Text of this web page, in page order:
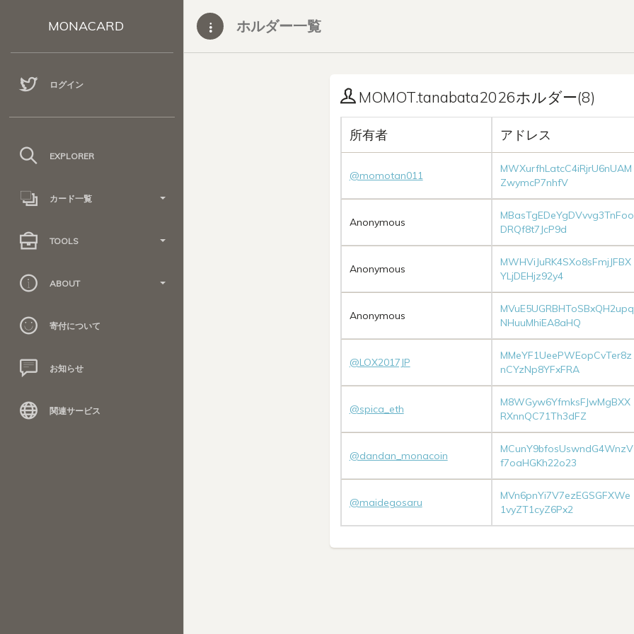
MONACARD
ログイン
EXPLORER
カード一覧
TOOLS
ABOUT
寄付について
お知らせ
関連サービス
ホルダー一覧
MOMOT.tanabata2026ホルダー(8)
所有者 アドレス
@momotan011
MWXurfhLatcC4iRjrU6nUAM
ZwymcP7nhfV
Anonymous
MBasTgEDeYgDVvvg3TnFoo
DRQf8t7JcP9d
Anonymous
MWHViJuRK4SXo8sFmjJFBX
YLjDEHjz92y4
Anonymous
MVuE5UGRBHToSBxQH2upq
NHuuMhiEA8aHQ
@LOX2017JP
MMeYF1UeePWEopCvTer8z
nCYzNp8YFxFRA
@spica_eth
M8WGyw6YfmksFJwMgBXX
RXnnQC71Th3dFZ
@dandan_monacoin
MCunY9bfosUswndG4WnzV
f7oaHGKh22o23
@maidegosaru
MVn6pnYi7V7ezEGSGFXWe
1vyZT1cyZ6Px2